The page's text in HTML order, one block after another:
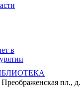
в
пл.,